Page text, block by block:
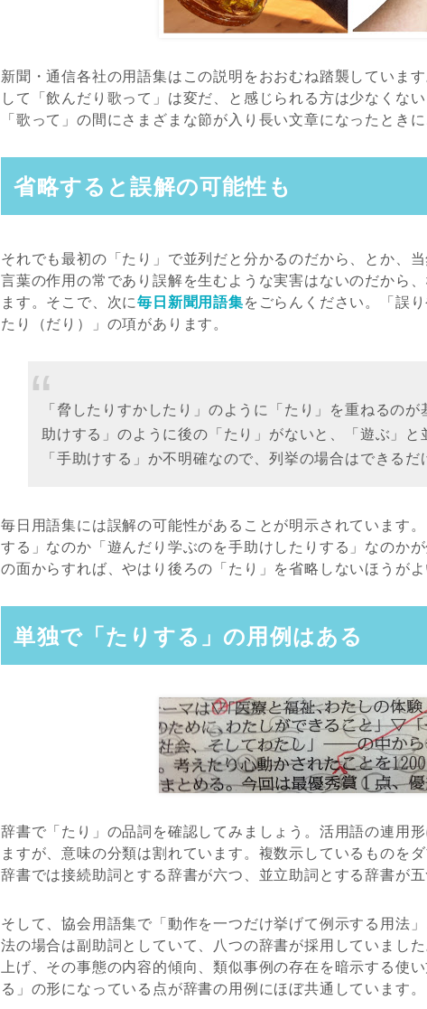
新聞・通信各社の用語集はこの説明をおおむね踏襲していま
して「飲んだり歌って」は変だ、と感じられる方は少なくな
「歌って」の間にさまざまな節が入り長い文章になったとき
省略すると誤解の可能性も
それでも最初の「たり」で並列だと分かるのだから、とか、
言葉の作用の常であり誤解を生むような実害はないのだから
ます。そこで、次に毎日新聞用語集をごらんください。「誤
たり（だり）」の項があります。
「脅したりすかしたり」のように「たり」を重ねるの
助けする」のように後の「たり」がないと、「遊ぶ」
「手助けする」か不明確なので、列挙の場合はできる
毎日用語集には誤解の可能性があることが明示されています
する」なのか「遊んだり学ぶのを手助けしたりする」なのか
の面からすれば、やはり後ろの「たり」を省略しないほうがよ
単独で「たりする」の用例はある
辞書で「たり」の品詞を確認してみましょう。活用語の連用
ますが、意味の分類は割れています。複数示しているものを
辞書では接続助詞とする辞書が六つ、並立助詞とする辞書が五
そして、協会用語集で「動作を一つだけ挙げて例示する用法
法の場合は副助詞としていて、八つの辞書が採用していまし
上げ、その事態の内容的傾向、類似事例の存在を暗示する使
る」の形になっている点が辞書の用例にほぼ共通しています。